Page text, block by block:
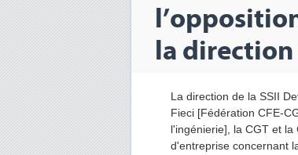
la direction
La direction de la SSII
Fieci [Fédération CFE-
l'ingénierie], la CGT et
d'entreprise concernant